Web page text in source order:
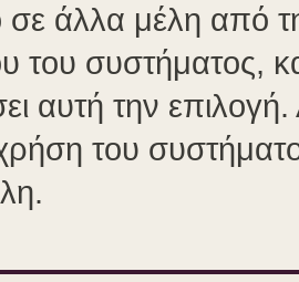
σε άλλα μέλη από
του συστήματος,
αυτή την
του